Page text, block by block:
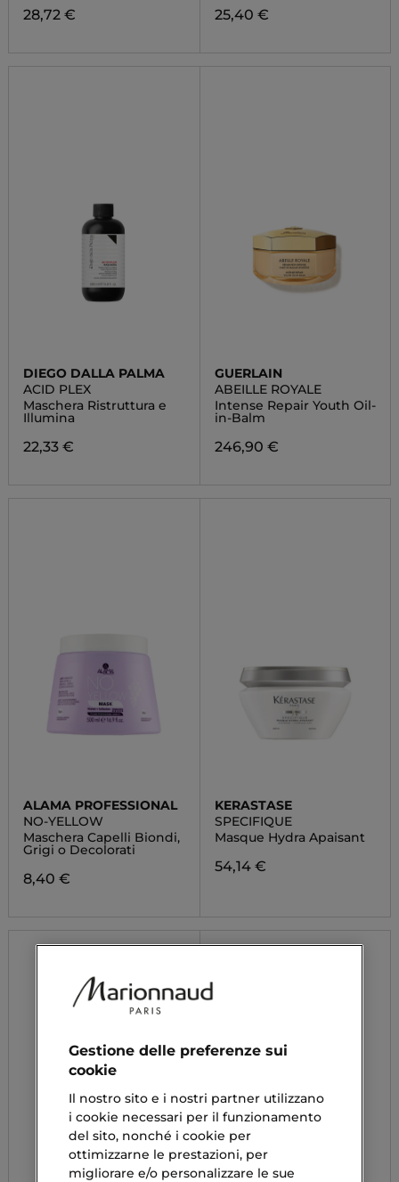
28,72 € 25,40 €
DIEGO DALLA PALMA
ACID PLEX
Maschera Ristruttura e
Illumina
22,33 €
GUERLAIN
ABEILLE ROYALE
Intense Repair Youth Oil-
in-Balm
246,90 €
ALAMA PROFESSIONAL
NO-YELLOW
Maschera Capelli Biondi,
Grigi o Decolorati
8,40 €
KERASTASE
SPECIFIQUE
Masque Hydra Apaisant
54,14 €
Gestione delle preferenze sui
cookie
Il nostro sito e i nostri partner utilizzano
i cookie necessari per il funzionamento
del sito, nonché i cookie per
ottimizzarne le prestazioni, per
migliorare e/o personalizzare le sue